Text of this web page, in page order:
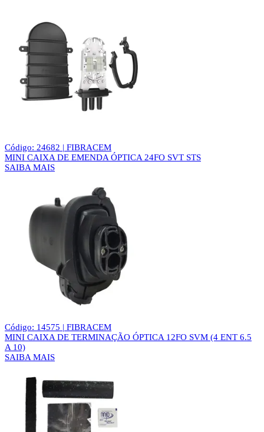
Código: 24682 | FIBRACEM
MINI CAIXA DE EMENDA ÓPTICA 24FO SVT STS
SAIBA MAIS
Código: 14575 | FIBRACEM
MINI CAIXA DE TERMINAÇÃO ÓPTICA 12FO SVM (4 ENT 6.5
A 10)
SAIBA MAIS